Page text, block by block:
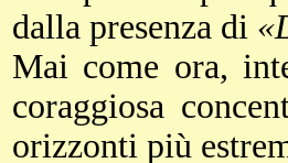
dalla presenza di
Mai come ora,
coraggiosa
orizzonti più